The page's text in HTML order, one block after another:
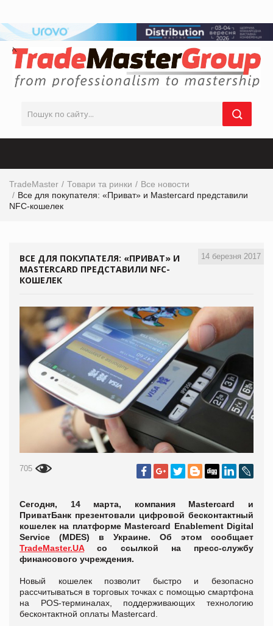
TradeMaster Товари та ринки
Все новости
Все для покупателя: «Приват» и Mastercard представили
NFC-кошелек
14 березня 2017
ВСЕ ДЛЯ ПОКУПАТЕЛЯ: «ПРИВАТ» И
MASTERCARD ПРЕДСТАВИЛИ NFC-
КОШЕЛЕК
705
Сегодня, 14 марта, компания Mastercard и
ПриватБанк презентовали цифровой бесконтактный
кошелек на платформе Mastercard Enablement Digital
Service (MDES) в Украине. Об этом сообщает
TradeMaster.UAсо ссылкой на пресс-службу
финансового учреждения.
Новый кошелек позволит быстро и безопасно
рассчитываться в торговых точках с помощью смартфона
на POS-терминалах, поддерживающих технологию
бесконтактной оплаты Mastercard.